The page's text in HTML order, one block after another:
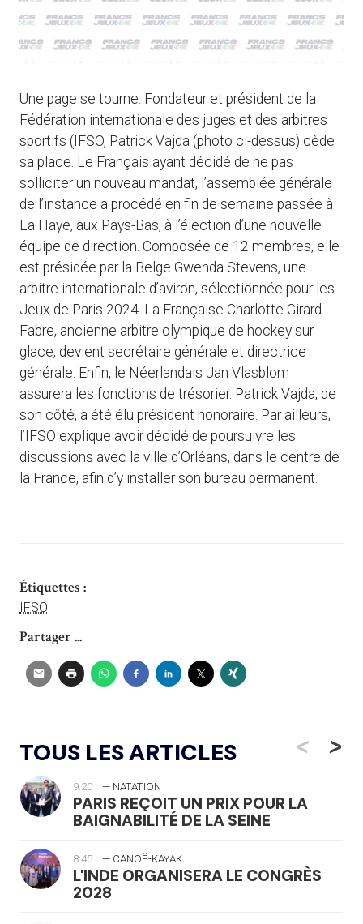
Une page se tourne. Fondateur et président de la
Fédération internationale des juges et des arbitres
sportifs (IFSO, Patrick Vajda (photo ci-dessus) cède
sa place. Le Français ayant décidé de ne pas
solliciter un nouveau mandat, l’assemblée générale
de l’instance a procédé en fin de semaine passée à
La Haye, aux Pays-Bas, à l’élection d’une nouvelle
équipe de direction. Composée de 12 membres, elle
est présidée par la Belge Gwenda Stevens, une
arbitre internationale d’aviron, sélectionnée pour les
Jeux de Paris 2024. La Française Charlotte Girard-
Fabre, ancienne arbitre olympique de hockey sur
glace, devient secrétaire générale et directrice
générale. Enfin, le Néerlandais Jan Vlasblom
assurera les fonctions de trésorier. Patrick Vajda, de
son côté, a été élu président honoraire. Par ailleurs,
l’IFSO explique avoir décidé de poursuivre les
discussions avec la ville d’Orléans, dans le centre de
la France, afin d’y installer son bureau permanent.
Étiquettes :
IFSO
Partager ...
TOUS LES ARTICLES <
9:20 — NATATION
PARIS REÇOIT UN PRIX POUR LA
BAIGNABILITÉ DE LA SEINE
8:45 — CANOË-KAYAK
L'INDE ORGANISERA LE CONGRÈS
2028
>